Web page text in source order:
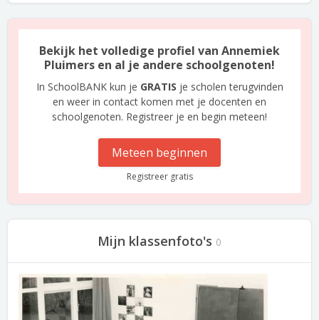
Bekijk het volledige profiel van Annemiek
Pluimers en al je andere schoolgenoten!
In SchoolBANK kun je GRATIS je scholen terugvinden
en weer in contact komen met je docenten en
schoolgenoten. Registreer je en begin meteen!
Meteen beginnen
Registreer gratis
Mijn klassenfoto's 0